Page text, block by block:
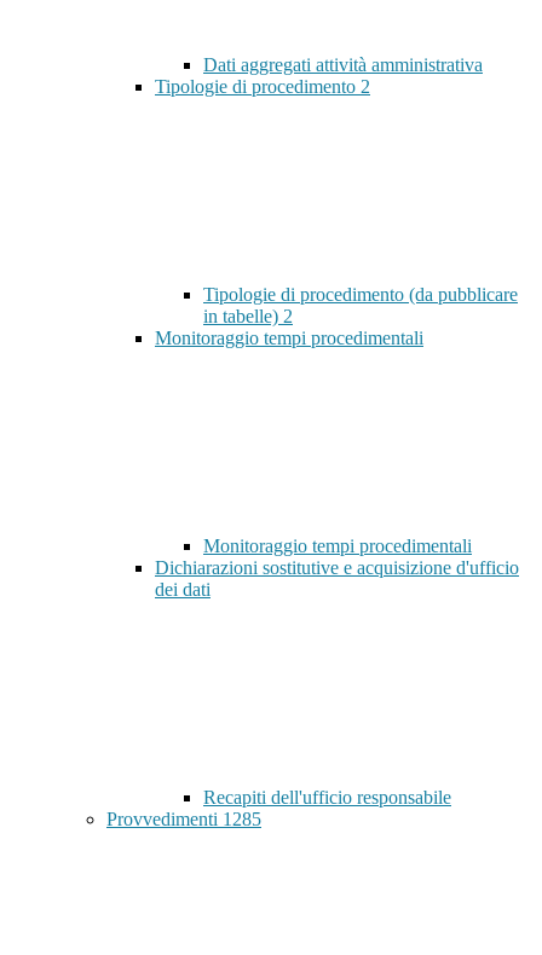
Dati aggregati attività amministrativa
Tipologie di procedimento 2
Tipologie di procedimento (da pubblicare
in tabelle) 2
Monitoraggio tempi procedimentali
Monitoraggio tempi procedimentali
Dichiarazioni sostitutive e acquisizione d'ufficio
dei dati
Recapiti dell'ufficio responsabile
Provvedimenti 1285